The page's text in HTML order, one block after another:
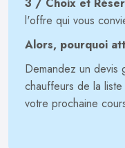
l'offre qui vous
Alors, pourquoi
Demandez un devis
chauffeurs de la
votre prochaine